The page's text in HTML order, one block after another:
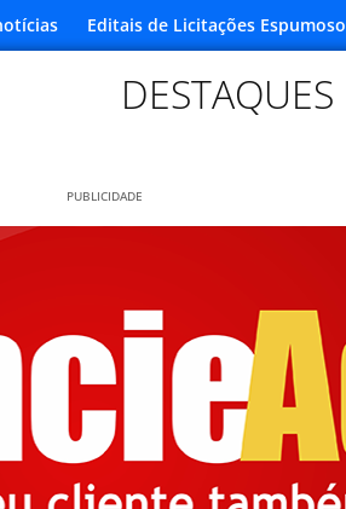
Editais de Licitações Espumoso
DESTAQUES
PUBLICIDADE